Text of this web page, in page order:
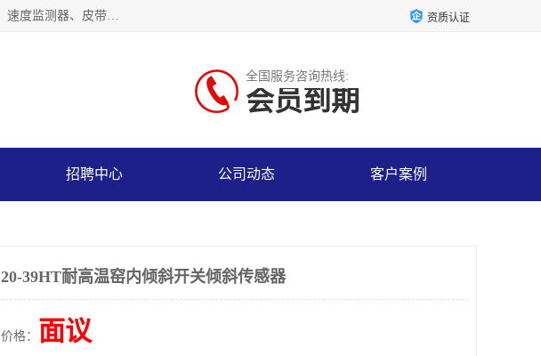
湖北杭荣电气有限公司是一家主要从事生产接近开关、光电开关，霍尔开关、两级跑偏开关、双向拉绳开关、速度监测器、皮带打滑开关、阻旋式料位开关、皮带纵向撕裂开关、溜槽堵塞开关、声光报警器、矿用磁性井筒开关等，主营行业：电气设备、仪器仪表制造, 高低压电器，成套电气设备，矿用防爆机电设备，皮带机综合保护系统，防爆电器，传感器，工矿配件，电器配件，自动化工业机器人的研发，制造，加工销售。 资质认证
全国服务咨询热线:
会员到期
招聘中心 公司动态 客户案例
20-39HT耐高温窑内倾斜开关倾斜传感器
价格： 面议